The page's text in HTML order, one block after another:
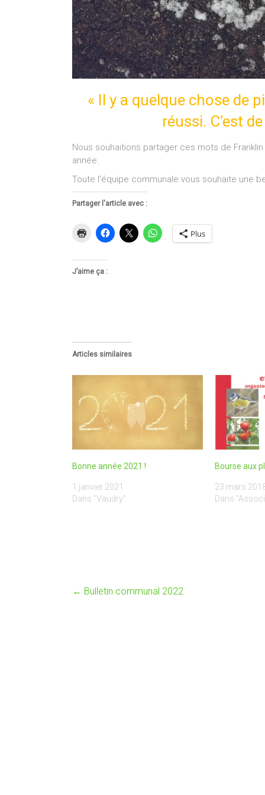
« Il y a quelque chose de
réussi. C’est
Nous souhaitions partager ces mots de
année.
Toute l’équipe communale vous souhaite une
Partager l'article avec :
Plus
J’aime ça :
Articles similaires
Bonne année 2021 !
1 janvier 2021
Dans "Vaudry"
Bourse aux
23 mars
Dans
← Bulletin communal 2022